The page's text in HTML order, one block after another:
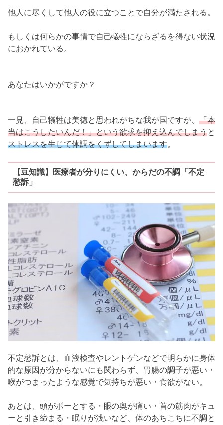
他人に尽くして他人の役に立つことで自分が満たされる。
もしくは何らかの事情で自己犠牲にならざるを得ない状況
におかれている。
あなたはいかがですか？
一見、自己犠牲は美徳と思われがちな我が国ですが、 「本
当はこうしたいんだ！」という欲求を抑え込んでしまうと
ストレスを生じて体調をくずしてしまいます。
【豆知識】医療者が分りにくい、からだの不調「不定
愁訴」
不定愁訴とは、血液検査やレントゲンなどで明らかに身体
的な原因が分からないにも関わらず、胃腸の調子が悪い・
喉がつまったような感覚で気持ちが悪い・食欲がない。
あとは、頭がボーとする・眼の奥が痛い・首の筋肉がキュ
ーと引き締まる・眠りが浅いなど、体のあちこちに不調と